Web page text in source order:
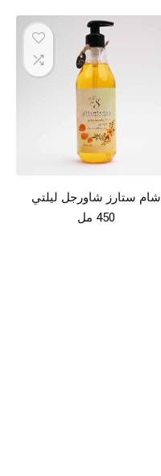
شام ستارز شاورجل ليلتي
450 مل